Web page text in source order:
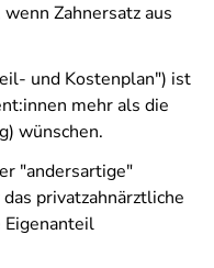
Zahnersatz aus
und Kostenplan") ist
mehr als die
wünschen.
"andersartige"
privatzahnärztliche
Eigenanteil